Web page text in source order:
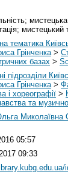
мистецький
тематика
Грінченка>
базах >
підрозділи
Грінченка>
і хореографії >
та
Миколаївна
05:57
09:33